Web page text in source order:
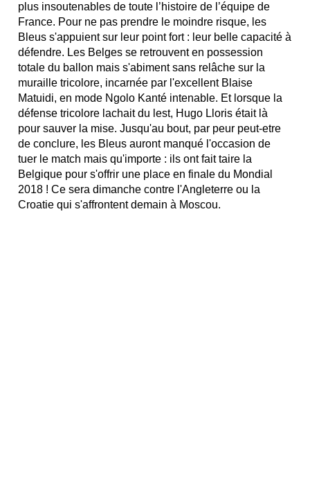
plus insoutenables de toute l’histoire de l’équipe de
France. Pour ne pas prendre le moindre risque, les
Bleus s'appuient sur leur point fort : leur belle capacité à
défendre. Les Belges se retrouvent en possession
totale du ballon mais s'abiment sans relâche sur la
muraille tricolore, incarnée par l'excellent Blaise
Matuidi, en mode Ngolo Kanté intenable. Et lorsque la
défense tricolore lachait du lest, Hugo Lloris était là
pour sauver la mise. Jusqu'au bout, par peur peut-etre
de conclure, les Bleus auront manqué l'occasion de
tuer le match mais qu'importe : ils ont fait taire la
Belgique pour s'offrir une place en finale du Mondial
2018 ! Ce sera dimanche contre l'Angleterre ou la
Croatie qui s'affrontent demain à Moscou.